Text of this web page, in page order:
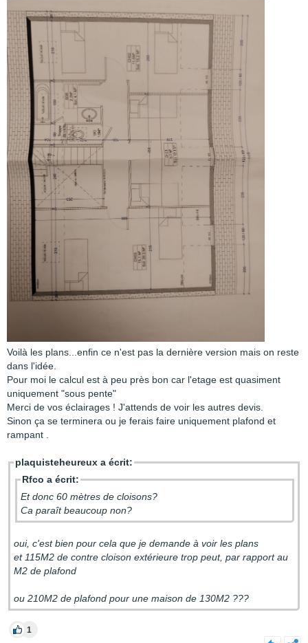
Voilà les plans...enfin ce n'est pas la dernière version mais on reste
dans l'idée.
Pour moi le calcul est à peu près bon car l'etage est quasiment
uniquement "sous pente"
Merci de vos éclairages ! J'attends de voir les autres devis.
Sinon ça se terminera ou je ferais faire uniquement plafond et
rampant .
plaquisteheureux a écrit:
Rfco a écrit:
Et donc 60 mètres de cloisons?
Ca paraît beaucoup non?
oui, c'est bien pour cela que je demande à voir les plans
et 115M2 de contre cloison extérieure trop peut, par rapport au
M2 de plafond
ou 210M2 de plafond pour une maison de 130M2 ???
1